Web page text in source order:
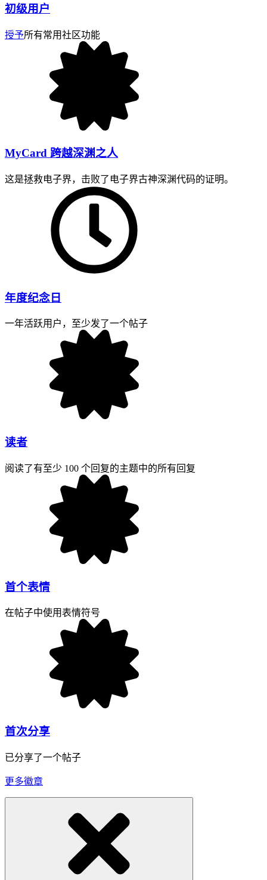
初级用户
授予所有常用社区功能
MyCard 跨越深渊之人
这是拯救电子界，击败了电子界古神深渊代码的证明。
年度纪念日
一年活跃用户，至少发了一个帖子
读者
阅读了有至少 100 个回复的主题中的所有回复
首个表情
在帖子中使用表情符号
首次分享
已分享了一个帖子
更多徽章